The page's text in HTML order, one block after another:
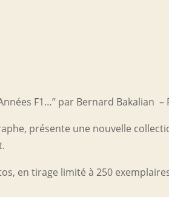
F1…” par Bernard Bakalian –
présente une nouvelle
en tirage limité à 250